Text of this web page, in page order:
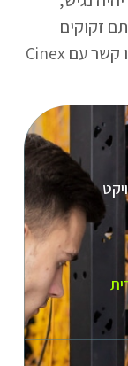
זקוקים
לתשתית תקשורת מקצועית לעסק, צרו קשר עם Cinex